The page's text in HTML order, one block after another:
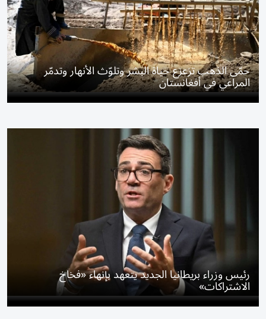
حمّى الذهب تزعزع حياة البشر وتلوّث الأنهار وتدمّر
المراعي في أفغانستان
رئيس وزراء بريطانيا الجديد يتعهد بإنهاء «فخاخ
الاشتراكات»